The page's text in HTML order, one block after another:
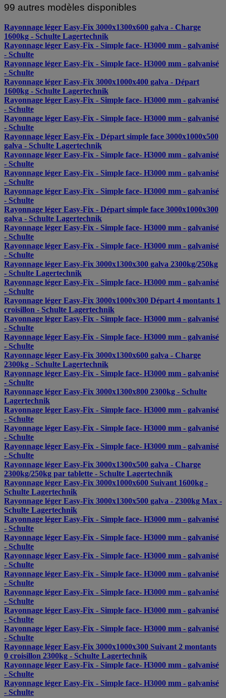
99 autres modèles disponibles
Rayonnage léger Easy-Fix 3000x1300x600 galva - Charge
1600kg - Schulte Lagertechnik
Rayonnage léger Easy-Fix - Simple face- H3000 mm - galvanisé
- Schulte
Rayonnage léger Easy-Fix - Simple face- H3000 mm - galvanisé
- Schulte
Rayonnage léger Easy-Fix 3000x1000x400 galva - Départ
1600kg - Schulte Lagertechnik
Rayonnage léger Easy-Fix - Simple face- H3000 mm - galvanisé
- Schulte
Rayonnage léger Easy-Fix - Simple face- H3000 mm - galvanisé
- Schulte
Rayonnage léger Easy-Fix - Départ simple face 3000x1000x500
galva - Schulte Lagertechnik
Rayonnage léger Easy-Fix - Simple face- H3000 mm - galvanisé
- Schulte
Rayonnage léger Easy-Fix - Simple face- H3000 mm - galvanisé
- Schulte
Rayonnage léger Easy-Fix - Simple face- H3000 mm - galvanisé
- Schulte
Rayonnage léger Easy-Fix - Départ simple face 3000x1000x300
galva - Schulte Lagertechnik
Rayonnage léger Easy-Fix - Simple face- H3000 mm - galvanisé
- Schulte
Rayonnage léger Easy-Fix - Simple face- H3000 mm - galvanisé
- Schulte
Rayonnage léger Easy-Fix 3000x1300x300 galva 2300kg/250kg
- Schulte Lagertechnik
Rayonnage léger Easy-Fix - Simple face- H3000 mm - galvanisé
- Schulte
Rayonnage léger Easy-Fix 3000x1000x300 Départ 4 montants 1
croisillon - Schulte Lagertechnik
Rayonnage léger Easy-Fix - Simple face- H3000 mm - galvanisé
- Schulte
Rayonnage léger Easy-Fix - Simple face- H3000 mm - galvanisé
- Schulte
Rayonnage léger Easy-Fix 3000x1300x600 galva - Charge
2300kg - Schulte Lagertechnik
Rayonnage léger Easy-Fix - Simple face- H3000 mm - galvanisé
- Schulte
Rayonnage léger Easy-Fix 3000x1300x800 2300kg - Schulte
Lagertechnik
Rayonnage léger Easy-Fix - Simple face- H3000 mm - galvanisé
- Schulte
Rayonnage léger Easy-Fix - Simple face- H3000 mm - galvanisé
- Schulte
Rayonnage léger Easy-Fix - Simple face- H3000 mm - galvanisé
- Schulte
Rayonnage léger Easy-Fix 3000x1300x500 galva - Charge
2300kg/250kg par tablette - Schulte Lagertechnik
Rayonnage léger Easy-Fix 3000x1000x600 Suivant 1600kg -
Schulte Lagertechnik
Rayonnage léger Easy-Fix 3000x1300x500 galva - 2300kg Max -
Schulte Lagertechnik
Rayonnage léger Easy-Fix - Simple face- H3000 mm - galvanisé
- Schulte
Rayonnage léger Easy-Fix - Simple face- H3000 mm - galvanisé
- Schulte
Rayonnage léger Easy-Fix - Simple face- H3000 mm - galvanisé
- Schulte
Rayonnage léger Easy-Fix - Simple face- H3000 mm - galvanisé
- Schulte
Rayonnage léger Easy-Fix - Simple face- H3000 mm - galvanisé
- Schulte
Rayonnage léger Easy-Fix - Simple face- H3000 mm - galvanisé
- Schulte
Rayonnage léger Easy-Fix - Simple face- H3000 mm - galvanisé
- Schulte
Rayonnage léger Easy-Fix 3000x1000x300 Suivant 2 montants
0 croisillon 2300kg - Schulte Lagertechnik
Rayonnage léger Easy-Fix - Simple face- H3000 mm - galvanisé
- Schulte
Rayonnage léger Easy-Fix - Simple face- H3000 mm - galvanisé
- Schulte